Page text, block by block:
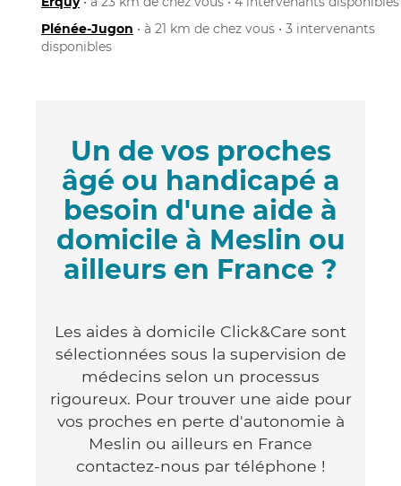
Plénée-Jugon • à 21 km de chez vous • 3 intervenants
disponibles
Un de vos proches
âgé ou handicapé a
besoin d'une aide à
domicile à Meslin ou
ailleurs en France ?
Les aides à domicile Click&Care sont
sélectionnées sous la supervision de
médecins selon un processus
rigoureux. Pour trouver une aide pour
vos proches en perte d'autonomie à
Meslin ou ailleurs en France
contactez-nous par téléphone !